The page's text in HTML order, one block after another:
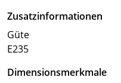
Zusatzinformationen
Güte
E235
Dimensionsmerkmale